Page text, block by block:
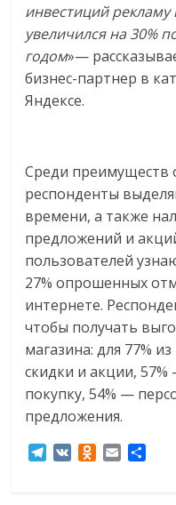
инвестиций рекламу
увеличился на 30%
годом»—
бизнес-партнер в
Яндексе.
Среди преимуществ
респонденты
времени, а также
предложений и
пользователей
27% опрошенных
интернете.
чтобы получать
магазина: для 77%
скидки и акции,
покупку, 54% —
предложения.
T
V
O
E